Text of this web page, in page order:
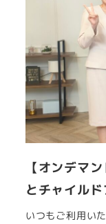
【オンデマ
とチャイル
いつもご利用い